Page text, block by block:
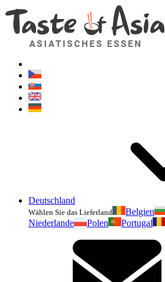
Deutschland
Wählen Sie das Lieferland Belgien
Niederlande
Polen Portugal